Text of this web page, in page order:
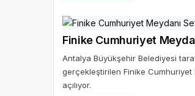
Finike Cumhuriyet
Antalya Büyükşehir Belediyesi
gerçekleştirilen Finike Cumhuriyet
açılıyor.